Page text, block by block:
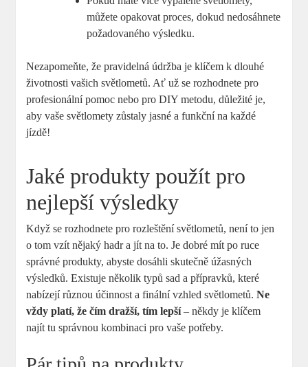
můžete opakovat proces, dokud nedosáhnete
požadovaného výsledku.
Nezapomeňte, že pravidelná údržba je klíčem k⁣ dlouhé
životnosti vašich světlometů. Ať už se rozhodnete pro
profesionální pomoc nebo pro DIY metodu, důležité je,
aby vaše světlomety zůstaly jasné a funkční na každé
jízdě!
Jaké produkty použít pro
nejlepší výsledky
Když se rozhodnete pro rozleštění světlometů,‍ není to jen
o tom vzít nějaký hadr a jít na to. Je dobré mít po ruce
správné produkty, abyste‌ dosáhli skutečně úžasných
výsledků. ‍Existuje několik typů sad a přípravků, které
nabízejí ⁣různou účinnost a finální vzhled světlometů.Ne
vždy platí, že čím dražší, tím lepší– někdy je klíčem
najít tu správnou kombinaci pro vaše potřeby.